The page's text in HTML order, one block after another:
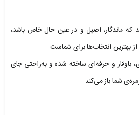
که ماندگار، اصیل و در عین حال خاص باشد،
بهترین انتخاب‌ها برای شماست.
باوقار و حرفه‌ای ساخته شده و به‌راحتی جای
شما باز می‌کند.